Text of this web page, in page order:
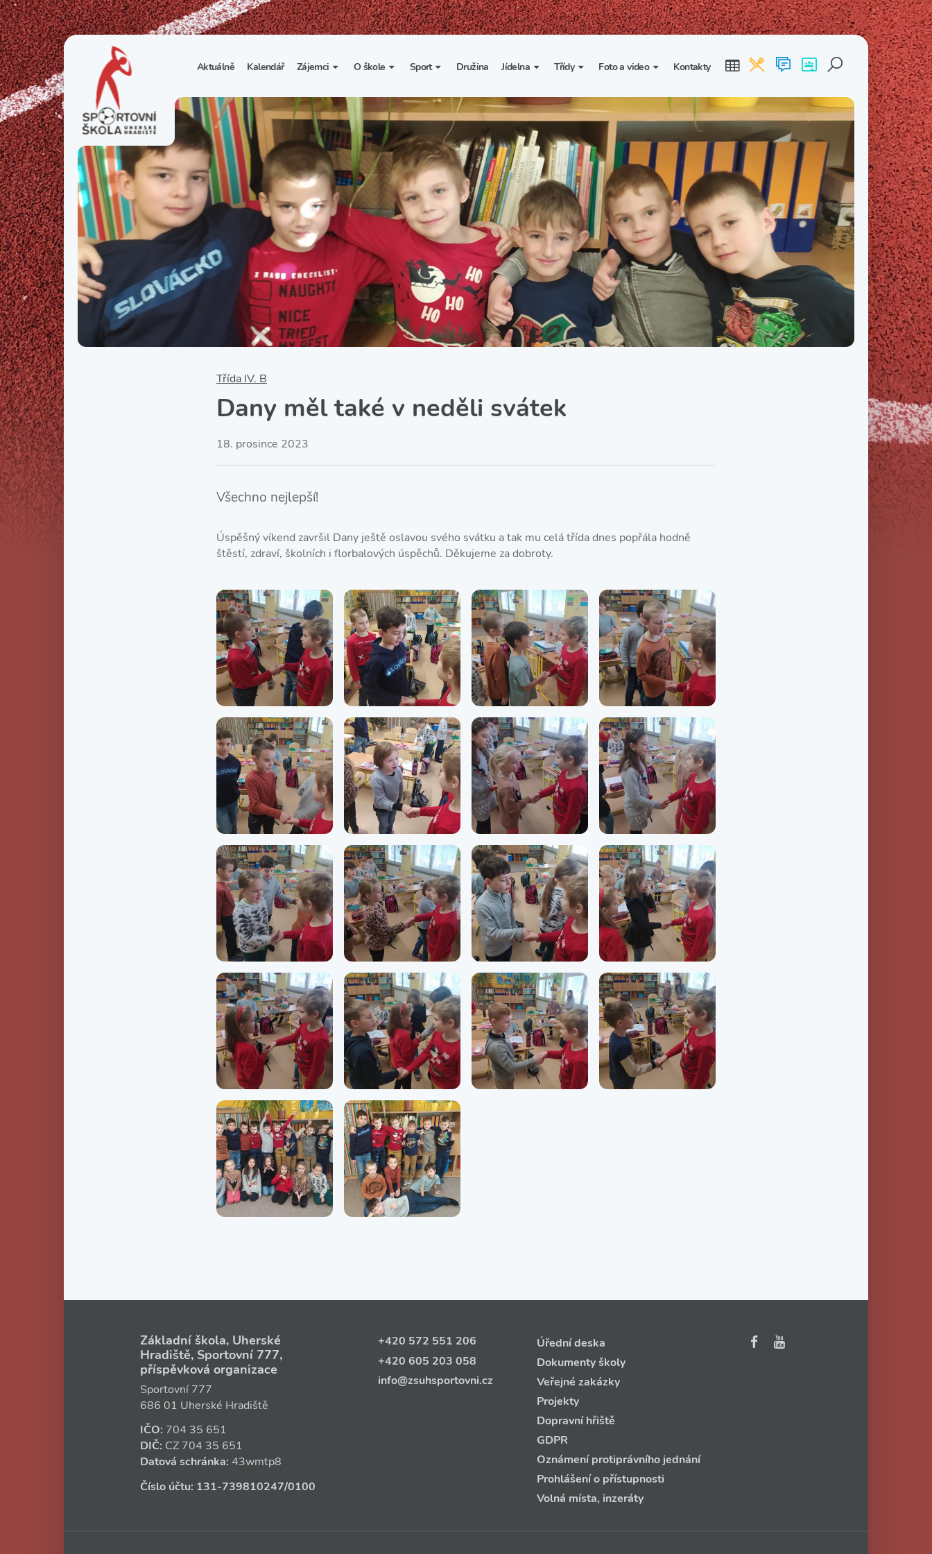
Aktuálně Kalendář Zájemci
1. třída
Sportovní třídy
Nesportovní třídy
O škole
Základní informace
Organizace školního roku
Výuka a učební plán
Zájmové kroužky
Školní poradenské
pracoviště
Školní psycholožka
Školská rada
SRPŠ – Spolek rodičů a
přátel školy
Sport
Lyžařské kurzy
Rekordy školy v tělesné
výchově
Spolupráce se sportovními
kluby
Školní sportovní klub
Tělesná výchova a sport
Družina Jídelna
Základní informace
Vnitřní řád školní jídelny
Třídy
Třída I. A Třída I. B Třída I. C
Třída II. B Třída II. C
Třída III. A Třída III. B Třída III. C
Třída IV. A Třída IV. B Třída IV. C
Třída V. A Třída V. B Třída V. C
Třída VI. A Třída VI. B Třída VI. C
Třída VII. A Třída VII. B Třída VII. C
Třída VIII. C
Třída IX. A Třída IX. B Třída IX. C
Foto a video
Fotogalerie
Videa
Kontakty
Třída IV. B
Dany měl také v neděli svátek
18. prosince 2023
Všechno nejlepší!
Úspěšný víkend završil Dany ještě oslavou svého svátku a tak mu celá třída dnes popřála hodně
štěstí, zdraví, školních i florbalových úspěchů. Děkujeme za dobroty.
Základní škola, Uherské
Hradiště, Sportovní 777,
příspěvková organizace
Sportovní 777
686 01 Uherské Hradiště
IČO: 704 35 651
DIČ: CZ 704 35 651
Datová schránka: 43wmtp8
Číslo účtu: 131‑739810247/0100
+420 572 551 206
+420 605 203 058
info@zsuhsportovni.cz
Úřední deska
Dokumenty školy
Veřejné zakázky
Projekty
Dopravní hřiště
GDPR
Oznámení protiprávního jednání
Prohlášení o přístupnosti
Volná místa, inzeráty